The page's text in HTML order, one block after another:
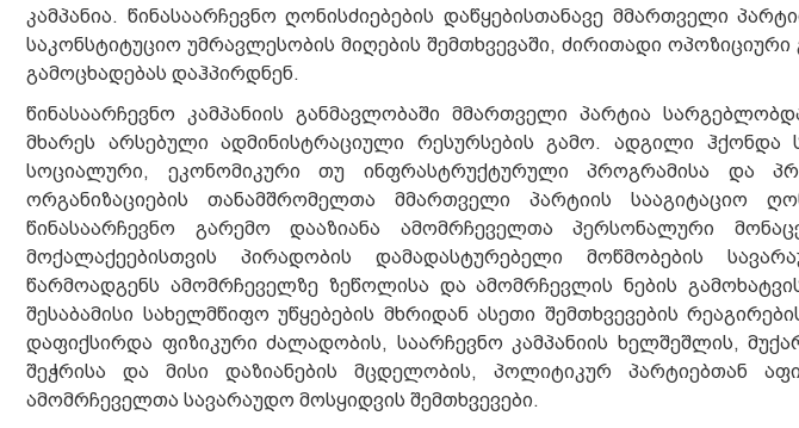
კამპანია. წინასაარჩევნო ღონისძიებების დაწყებისთანავე მმართველი
საკონსტიტუციო უმრავლესობის მიღების შემთხვევაში, ძირითადი
გამოცხადებას დაჰპირდნენ.
წინასაარჩევნო კამპანიის განმავლობაში მმართველი პარტია
მხარეს არსებული ადმინისტრაციული რესურსების გამო. ადგილი ჰქონდა
სოციალური, ეკონომიკური თუ ინფრასტრუქტურული პროგრამისა და
ორგანიზაციების თანამშრომელთა მმართველი პარტიის სააგიტაციო
წინასაარჩევნო გარემო დააზიანა ამომრჩეველთა პერსონალური
მოქალაქეებისთვის პირადობის დამადასტურებელი მოწმობების
წარმოადგენს ამომრჩეველზე ზეწოლისა და ამომრჩევლის ნების
შესაბამისი სახელმწიფო უწყებების მხრიდან ასეთი შემთხვევების
დაფიქსირდა ფიზიკური ძალადობის, საარჩევნო კამპანიის ხელშეშლის,
შეჭრისა და მისი დაზიანების მცდელობის, პოლიტიკურ პარტიებთან
ამომრჩეველთა სავარაუდო მოსყიდვის შემთხვევები.